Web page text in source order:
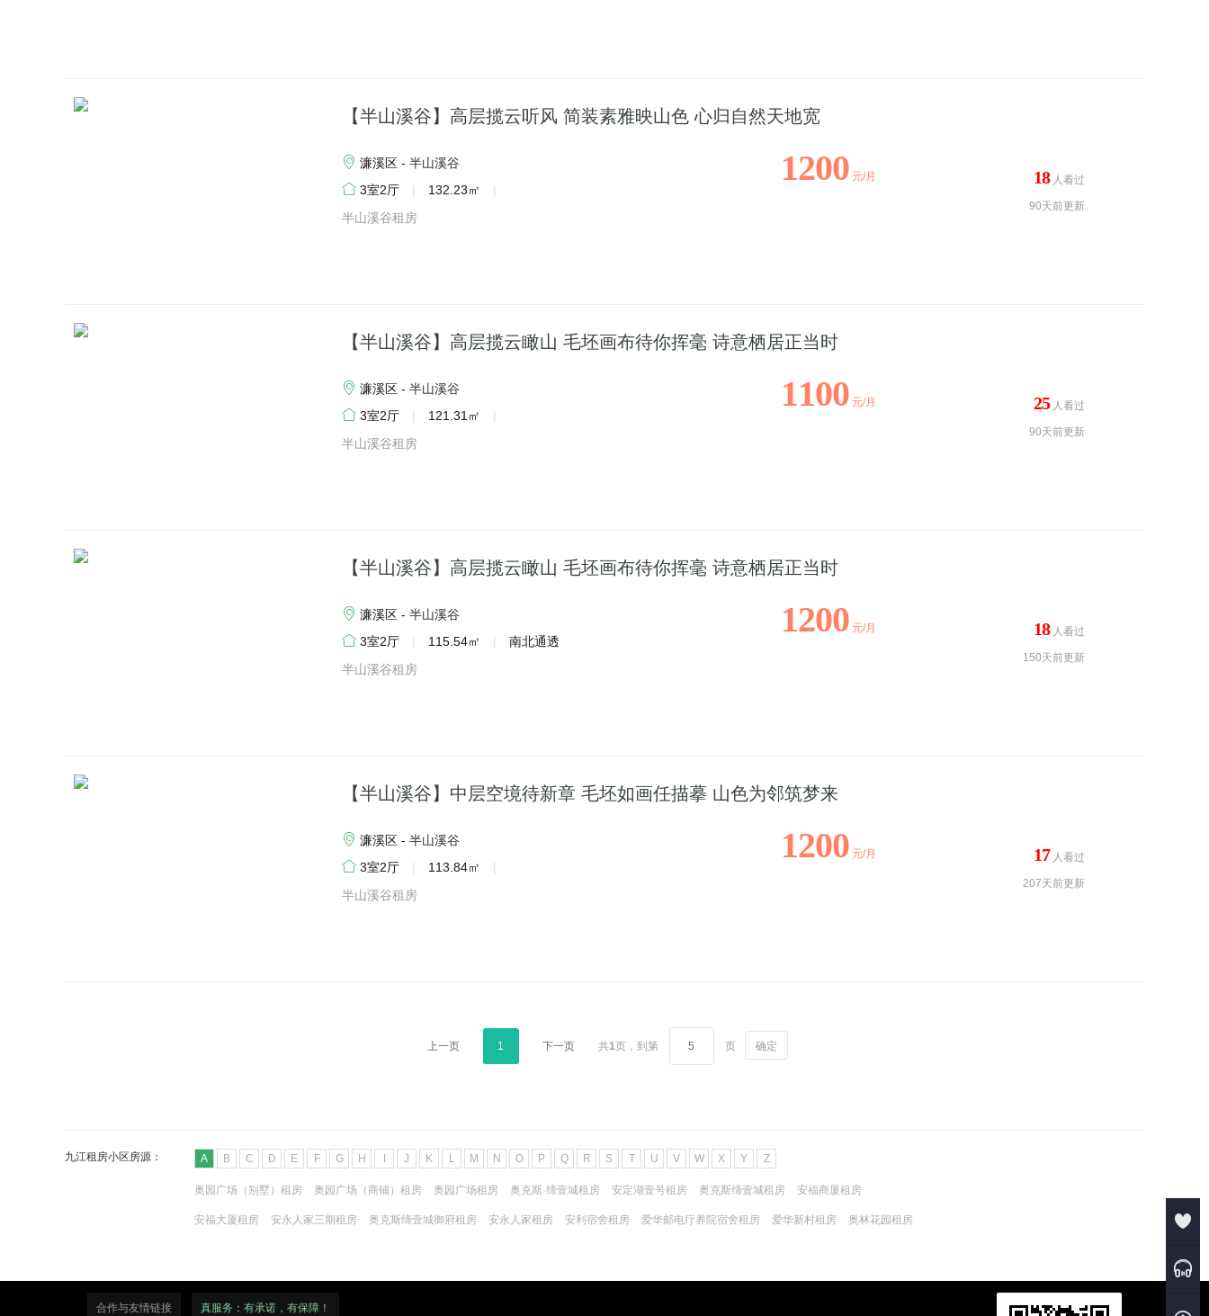
【半山溪谷】高层揽云听风 简装素雅映山色 心归自然天地宽
濂溪区 - 半山溪谷
3室2厅
| 132.23㎡
|
半山溪谷租房
18 人看过
90天前更新
1200 元/月
【半山溪谷】高层揽云瞰山 毛坯画布待你挥毫 诗意栖居正当时
濂溪区 - 半山溪谷
3室2厅
| 121.31㎡
|
半山溪谷租房
25 人看过
90天前更新
1100 元/月
【半山溪谷】高层揽云瞰山 毛坯画布待你挥毫 诗意栖居正当时
濂溪区 - 半山溪谷
3室2厅
| 115.54㎡ |
南北通透
半山溪谷租房
18 人看过
150天前更新
1200 元/月
【半山溪谷】中层空境待新章 毛坯如画任描摹 山色为邻筑梦来
濂溪区 - 半山溪谷
3室2厅
| 113.84㎡
|
半山溪谷租房
17 人看过
207天前更新
1200 元/月
上一页 1 下一页 共1页， 到第 页 确定
九江租房小区房源： A B C D E F G H J K L M N O P Q R S T U V W X Y Z
奥园广场（别墅）租房 奥园广场（商铺）租房 奥园广场租房 奥克斯·缔壹城租房 安定湖壹号租房 奥克斯缔壹城租房 安福商厦租房
安福大厦租房 安永人家三期租房 奥克斯缔壹城御府租房 安永人家租房 安利宿舍租房 爱华邮电疗养院宿舍租房 爱华新村租房 奥林花园租房
合作与友情链接 真服务：有承诺，有保障！